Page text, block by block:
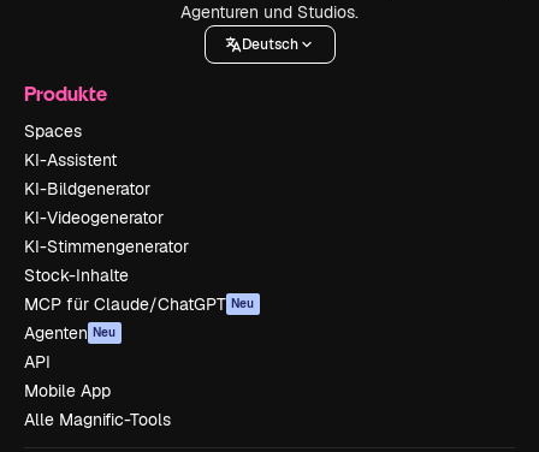
Agenturen und Studios.
Deutsch
Produkte
Spaces
KI-Assistent
KI-Bildgenerator
KI-Videogenerator
KI-Stimmengenerator
Stock-Inhalte
MCP für Claude/ChatGPT Neu
Agenten Neu
API
Mobile App
Alle Magnific-Tools